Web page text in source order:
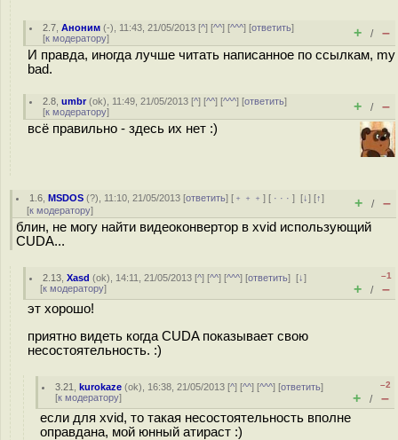
2.7 ,Аноним (-), 11:43, 21/05/2013 [^] [^^] [^^^] [ответить]
[к модератору] + / –
И правда, иногда лучше читать написанное по ссылкам, my
bad.
2.8 ,umbr(ok), 11:49, 21/05/2013 [^] [^^] [^^^] [ответить]
[к модератору] + / –
всё правильно - здесь их нет :)
1.6 ,MSDOS (?), 11:10, 21/05/2013 [ответить] [ ﹢﹢﹢] [ · · ·][↓] [↑]
[к модератору] + / –
блин, не могу найти видеоконвертор в xvid использующий
CUDA...
2.13 ,Xasd (ok), 14:11, 21/05/2013 [^] [^^] [^^^] [ответить][↓]
[к модератору]
–1
+ / –
эт хорошо!
приятно видеть когда CUDA показывает свою
несостоятельность. :)
3.21 ,kurokaze (ok), 16:38, 21/05/2013 [^] [^^] [^^^] [ответить]
[к модератору]
–2
+ / –
если для xvid, то такая несостоятельность вполне
оправдана, мой юнный атираст :)